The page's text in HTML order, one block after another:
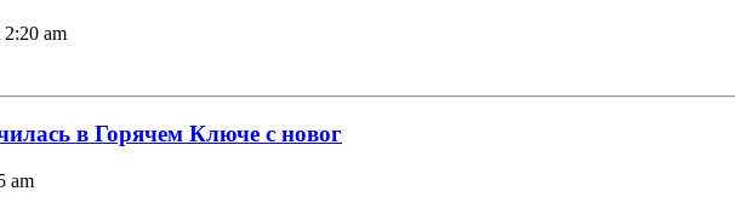
am
в Горячем Ключе с новог
am